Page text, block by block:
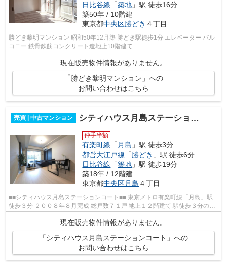
日比谷線 「築地 」駅 徒歩16分
築50年 / 10階建
東京都中央区勝どき ４丁目
勝どき黎明マンション 昭和50年12月築 勝どき駅徒歩1分 エレベーター バル
コニー 鉄骨鉄筋コンクリート造地上10階建て
現在販売物件情報がありません。
「勝どき黎明マンション」への
お問い合わせはこちら
売買 | 中古マンション シティハウス月島ステーションコート
仲手半額
有楽町線 「 月島 」駅 徒歩3分
都営大江戸線 「 勝どき 」駅 徒歩6分
日比谷線 「築地 」駅 徒歩19分
築18年 / 12階建
東京都中央区月島 ４丁目
■■シティハウス月島ステーションコート■■ 東京メトロ有楽町線「月島」駅
徒歩３分 ２００８年８月完成 総戸数７１戸 地上１２階建て 駅徒歩３分の駅
近立地。 主要駅までのアクセ...
現在販売物件情報がありません。
「シティハウス月島ステーションコート」への
お問い合わせはこちら